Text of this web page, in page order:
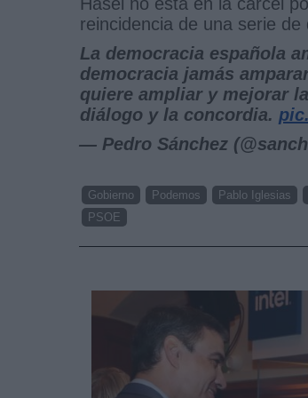
reincidencia de una serie
La democracia española
democracia jamás
quiere ampliar y mejorar
diálogo y la concordia.
— Pedro Sánchez
Gobierno Podemos Pablo Iglesias
PSOE